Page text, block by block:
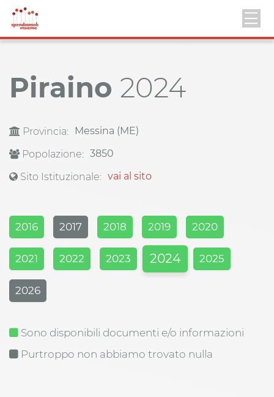
Piraino 2024
Provincia:
Messina (ME)
Popolazione: 3850
Sito Istituzionale: vai al sito
2016 2017 2018 2019 2020
2021 2022 2023 2024 2025
2026
Sono disponibili documenti e/o informazioni
Purtroppo non abbiamo trovato nulla